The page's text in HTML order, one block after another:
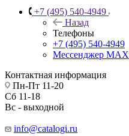
+7 (495) 540-4949
Назад
Телефоны
+7 (495) 540-4949
Мессенджер МАХ
Контактная информация
Пн-Пт 11-20
Сб 11-18
Вс - выходной
info@catalogi.ru